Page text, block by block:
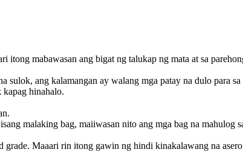
itong mabawasan ang bigat ng talukap ng mata at sa
ang kalamangan ay walang mga patay na dulo para
kapag hinahalo.
malaking bag, maiiwasan nito ang mga bag na mahulog
Maaari rin itong gawin ng hindi kinakalawang na